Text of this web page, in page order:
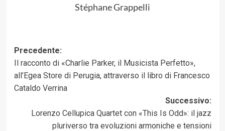
Stéphane Grappelli
Navigazione
articolo
Precedente:
Il racconto di «Charlie Parker, il Musicista Perfetto»,
all’Egea Store di Perugia, attraverso il libro di Francesco
Cataldo Verrina
Successivo:
Lorenzo Cellupica Quartet con «This Is Odd»: il jazz
pluriverso tra evoluzioni armoniche e tensioni